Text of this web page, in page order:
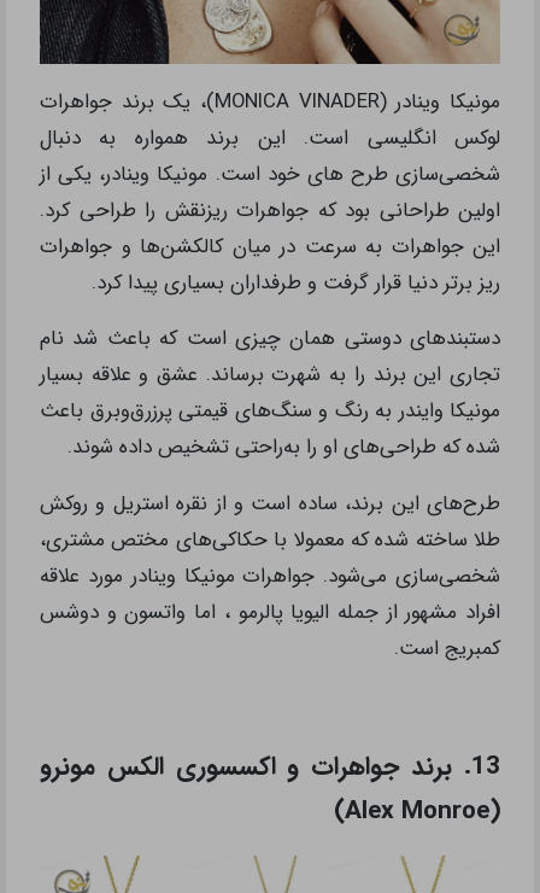
مونیکا وینادر (MONICA VINADER)، یک برند جواهرات
لوکس انگلیسی است. این برند همواره به دنبال
شخصی‌سازی طرح های خود است. مونیکا وینادر، یکی از
اولین طراحانی بود که جواهرات ریزنقش را طراحی کرد.
این جواهرات به سرعت در میان کالکشن‌ها و جواهرات
ریز برتر دنیا قرار گرفت و طرفداران بسیاری پیدا کرد.
دستبندهای دوستی همان چیزی است که باعث شد نام
تجاری این برند را به شهرت برساند. عشق و علاقه بسیار
مونیکا وایندر به رنگ و سنگ‌های قیمتی پرزرق‌و‌برق باعث
شده که طراحی‌های او را به‌راحتی تشخیص داده‌ شوند.
طرح‌های این برند، ساده است و از نقره استریل و روکش
طلا ساخته شده‌ که معمولا با حکاکی‌های مختص مشتری،
شخصی‌سازی می‌شود. جواهرات مونیکا وینادر مورد علاقه
افراد مشهور از جمله الیویا پالرمو ، اما واتسون و دوشس
کمبریج است.
13. برند جواهرات و اکسسوری الکس مونرو
(Alex Monroe)